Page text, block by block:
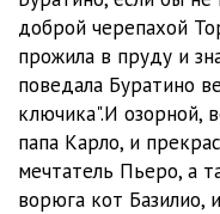
доброй черепахой
прожила в пруду и
поведала Буратино
ключика".И озорной,
папа Карло, и
мечтатель Пьеро, а
ворюга кот Базилио,